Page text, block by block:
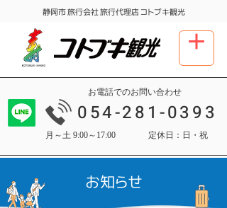
​静岡市 旅行会社 旅行代理店 コトブキ観光
お電話でのお問い合わせ
054-281-0393
定休日：日・祝
月～土 9:00～17:00
お知らせ